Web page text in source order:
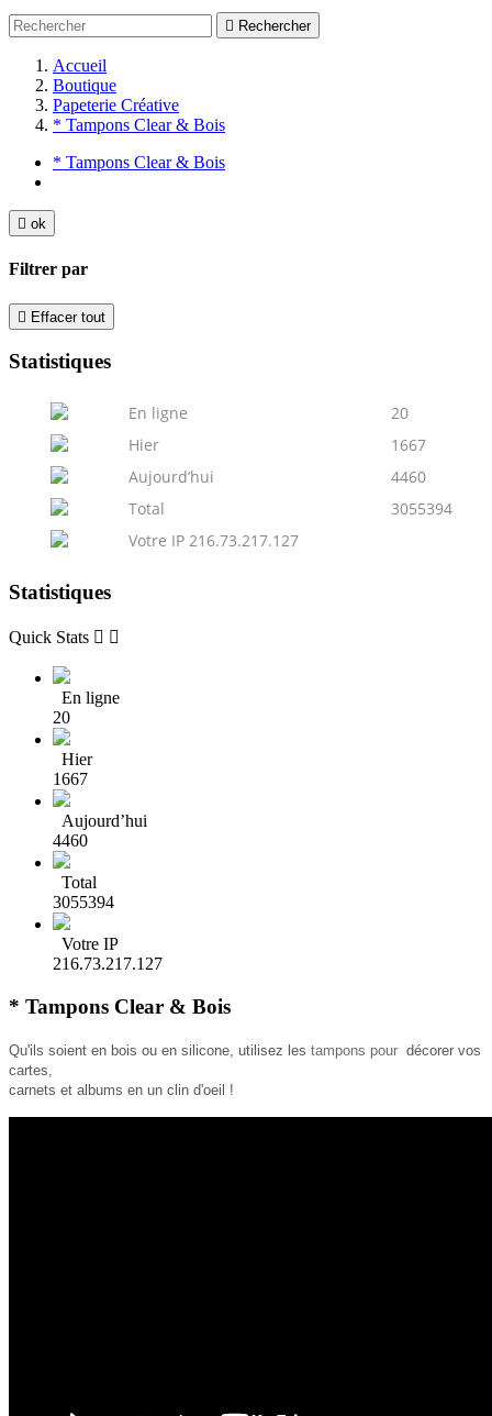
 Rechercher
Accueil
Boutique
Papeterie Créative
* Tampons Clear & Bois
* Tampons Clear & Bois
 ok
Filtrer par
 Effacer tout
Statistiques
En ligne
20
Hier
1667
Aujourd’hui
4460
Total
3055394
Votre IP 216.73.217.127
Statistiques
Quick Stats  
En ligne
20
Hier
1667
Aujourd’hui
4460
Total
3055394
Votre IP
216.73.217.127
* Tampons Clear & Bois
Qu'ils soient en bois ou en silicone, utilisez les tampons pour décorer vos
cartes,
carnets et albums en un clin d'oeil !